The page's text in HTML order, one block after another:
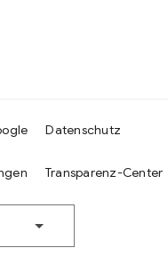
Datenschutz
Transparenz-Center